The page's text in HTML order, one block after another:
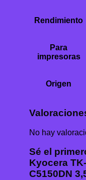
Rendimiento
Para
impresoras
Origen
No hay
Sé el
Kyocera
C5150DN